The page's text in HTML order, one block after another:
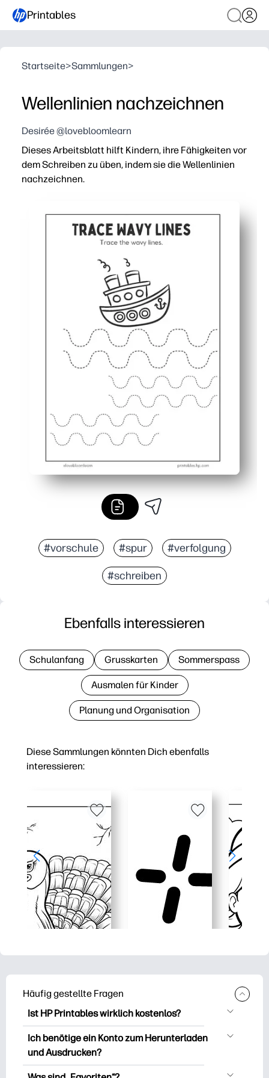
Printables
Startseite>Sammlungen>
Wellenlinien nachzeichnen
Desirée @lovebloomlearn
Dieses Arbeitsblatt hilft Kindern, ihre Fähigkeiten vor
dem Schreiben zu üben, indem sie die Wellenlinien
nachzeichnen.
Sie stärken die Feinmotorik, die Hand-Auge-
Kurvige Pfade machen das Üben zum Spiel — die
Flexibel für zu Hause, im Klassenzimmer oder in der
#vorschule #spur #verfolgung
#schreiben
Diese Sammlungen könnten Dich ebenfalls
interessieren:
Ebenfalls interessieren
Schulanfang Grusskarten Sommerspass
Ausmalen für Kinder
Planung und Organisation
Häufig gestellte Fragen
Ist HP Printables wirklich kostenlos?
HP Printables bietet über 2.500
kostenlose Vorlagen zum Herunterladen
Ich benötige ein Konto zum Herunterladen
und Ausdrucken?
Sie können es erkunden und drucken,